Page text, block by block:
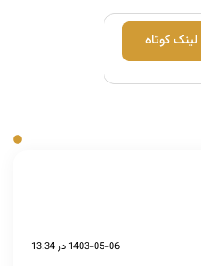
کوتاه
1403-05-06 در 13:34